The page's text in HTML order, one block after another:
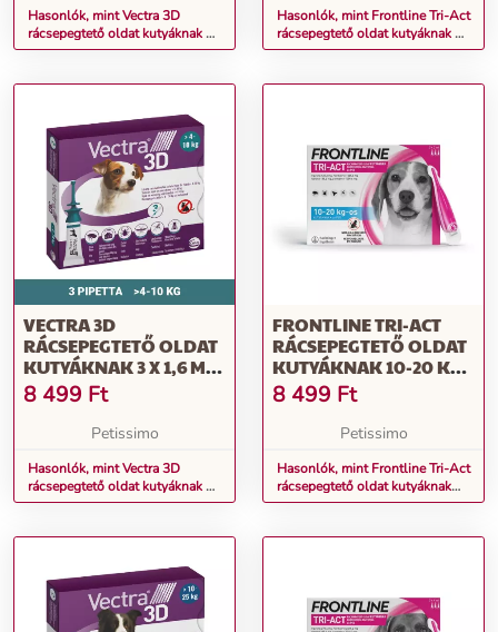
Hasonlók, mint Vectra 3D
rácsepegtető oldat kutyáknak 3
x 0,8 ml pipetta kistestű
Hasonlók, mint Frontline Tri-Act
rácsepegtető oldat kutyáknak 5-
10 kg-os kutyáknak
VECTRA 3D
RÁCSEPEGTETŐ OLDAT
KUTYÁKNAK 3 X 1,6 ML
PIPETTA KISTESTŰ
KUTYÁKNAK (>4 - 10
KG, ZÖLD)
8 499 Ft
Petissimo
Hasonlók, mint Vectra 3D
rácsepegtető oldat kutyáknak 3
x 1,6 ml pipetta kistestű
FRONTLINE TRI-ACT
RÁCSEPEGTETŐ OLDAT
KUTYÁKNAK 10-20 KG-
OS KUTYÁKNAK
8 499 Ft
Petissimo
Hasonlók, mint Frontline Tri-Act
rácsepegtető oldat kutyáknak
10-20 kg-os kutyáknak